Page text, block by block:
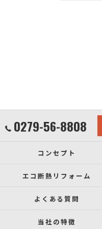
0279-56-8808
コンセプト
エコ断熱リフォーム
よくある質問
当社の特徴